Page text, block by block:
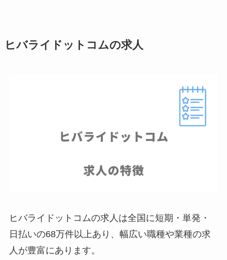
ヒバライドットコムの求人
ヒバライドットコムの求人は全国に短期・単発・
日払いの68万件以上あり、幅広い職種や業種の求
人が豊富にあります。